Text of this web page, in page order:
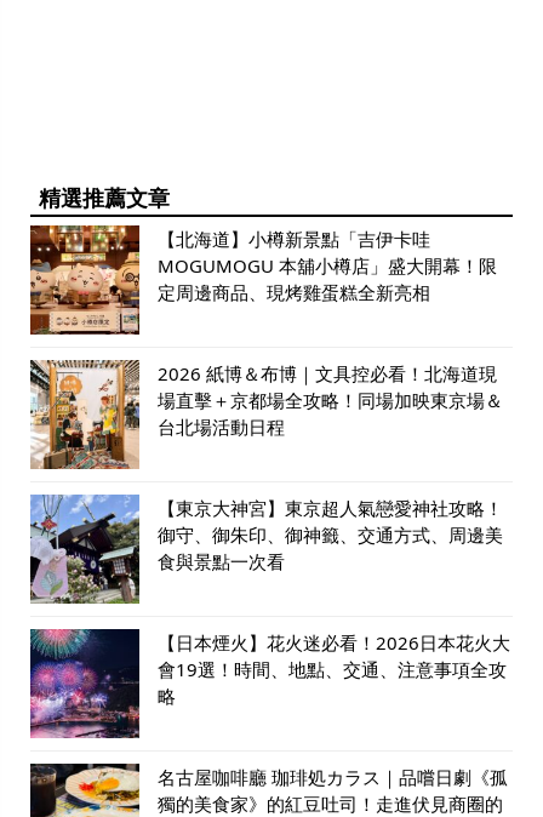
精選推薦文章
【北海道】小樽新景點「吉伊卡哇
MOGUMOGU 本舖小樽店」盛大開幕！限
定周邊商品、現烤雞蛋糕全新亮相
2026 紙博＆布博｜文具控必看！北海道現
場直擊＋京都場全攻略！同場加映東京場＆
台北場活動日程
【東京大神宮】東京超人氣戀愛神社攻略！
御守、御朱印、御神籤、交通方式、周邊美
食與景點一次看
【日本煙火】花火迷必看！2026日本花火大
會19選！時間、地點、交通、注意事項全攻
略
名古屋咖啡廳 珈琲処カラス｜品嚐日劇《孤
獨的美食家》的紅豆吐司！走進伏見商圈的